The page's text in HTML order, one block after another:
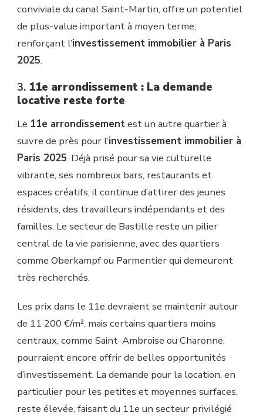
conviviale du canal Saint-Martin, offre un potentiel
de plus-value important à moyen terme,
renforçant l’investissement immobilier à Paris
2025.
3. 11e arrondissement : La demande
locative reste forte
Le 11e arrondissementest un autre quartier à
suivre de près pour l’investissement immobilier à
Paris 2025. Déjà prisé pour sa vie culturelle
vibrante, ses nombreux bars, restaurants et
espaces créatifs, il continue d’attirer des jeunes
résidents, des travailleurs indépendants et des
familles. Le secteur de Bastille reste un pilier
central de la vie parisienne, avec des quartiers
comme Oberkampf ou Parmentier qui demeurent
très recherchés.
Les prix dans le 11e devraient se maintenir autour
de 11 200 €/m², mais certains quartiers moins
centraux, comme Saint-Ambroise ou Charonne,
pourraient encore offrir de belles opportunités
d’investissement. La demande pour la location, en
particulier pour les petites et moyennes surfaces,
reste élevée, faisant du 11e un secteur privilégié